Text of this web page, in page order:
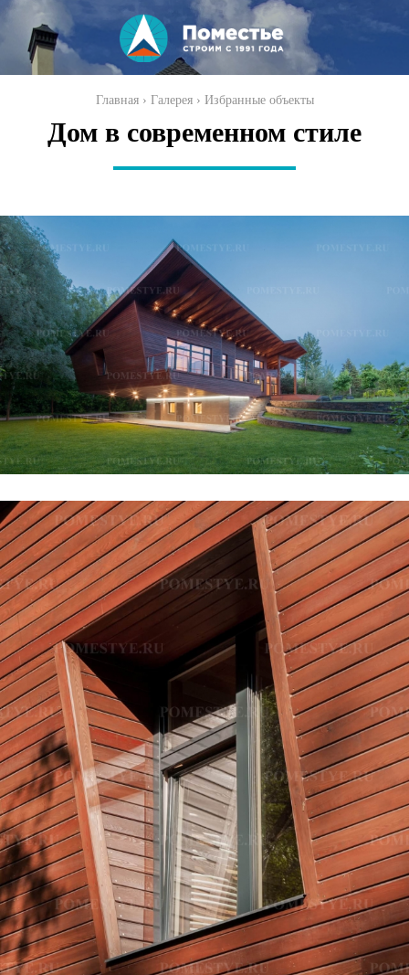
Перейти к
основному
содержанию
Главная› Галерея› Избранные объекты
Дом в современном стиле